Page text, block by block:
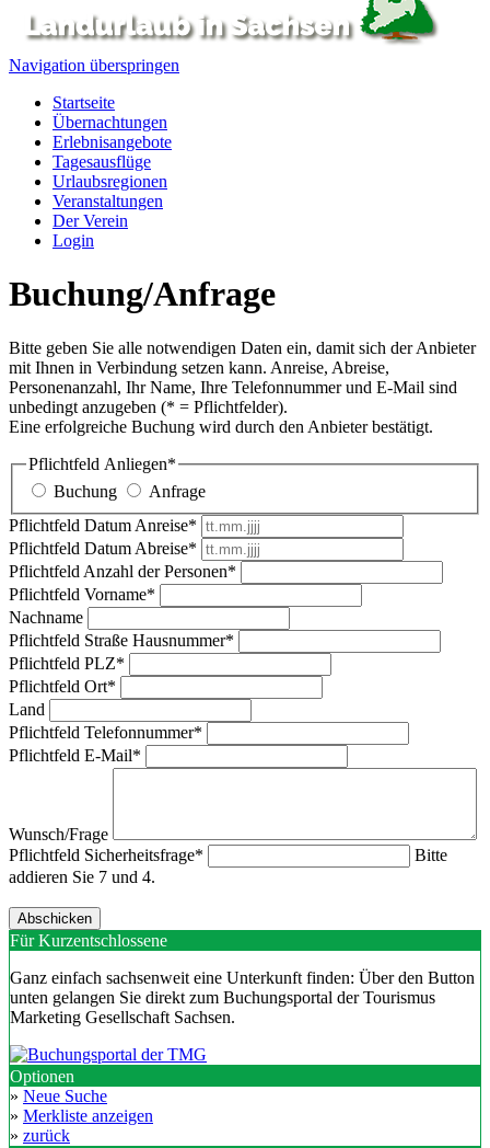
Navigation überspringen
Startseite
Übernachtungen
Erlebnisangebote
Tagesausflüge
Urlaubsregionen
Veranstaltungen
Der Verein
Login
Buchung/Anfrage
Bitte geben Sie alle notwendigen Daten ein, damit sich der Anbieter
mit Ihnen in Verbindung setzen kann. Anreise, Abreise,
Personenanzahl, Ihr Name, Ihre Telefonnummer und E-Mail sind
unbedingt anzugeben (* = Pflichtfelder).
Eine erfolgreiche Buchung wird durch den Anbieter bestätigt.
Pflichtfeld Anliegen*
Buchung
Anfrage
Pflichtfeld Datum Anreise*
Pflichtfeld Datum Abreise*
PflichtfeldAnzahl der Personen*
Pflichtfeld Vorname*
Nachname
Pflichtfeld Straße Hausnummer*
Pflichtfeld PLZ*
Pflichtfeld Ort*
Land
Pflichtfeld Telefonnummer*
Pflichtfeld E-Mail*
Wunsch/Frage
Pflichtfeld Sicherheitsfrage*
Bitte
addieren Sie 7 und 4.
Für Kurzentschlossene
Ganz einfach sachsenweit eine Unterkunft finden: Über den Button
unten gelangen Sie direkt zum Buchungsportal der Tourismus
Marketing Gesellschaft Sachsen.
Optionen
» Neue Suche
» Merkliste anzeigen
» zurück